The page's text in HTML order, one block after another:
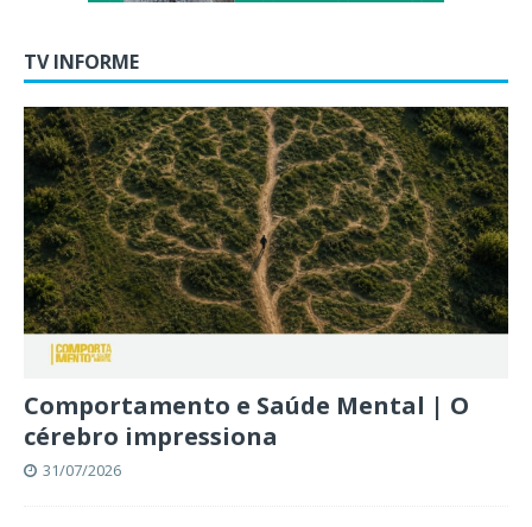
TV INFORME
Comportamento e Saúde Mental | O
cérebro impressiona
31/07/2026